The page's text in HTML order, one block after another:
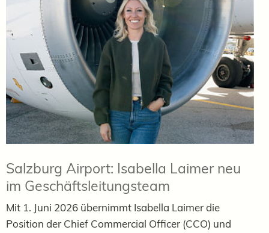
Salzburg Airport: Isabella Laimer neu
im Geschäftsleitungsteam
Mit 1. Juni 2026 übernimmt Isabella Laimer die
Position der Chief Commercial Officer (CCO) und